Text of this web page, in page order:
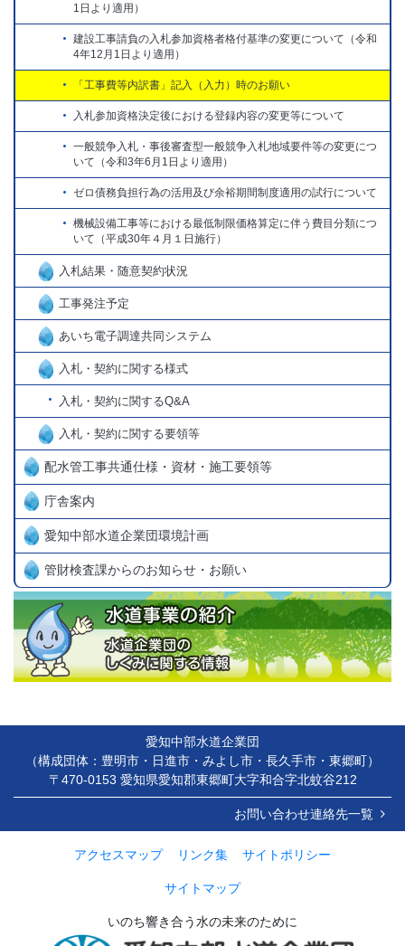
1日より適用）
建設工事請負の入札参加資格者格付基準の変更について（令和
4年12月1日より適用）
「工事費等内訳書」記入（入力）時のお願い
入札参加資格決定後における登録内容の変更等について
一般競争入札・事後審査型一般競争入札地域要件等の変更につ
いて（令和3年6月1日より適用）
ゼロ債務負担行為の活用及び余裕期間制度適用の試行について
機械設備工事等における最低制限価格算定に伴う費目分類につ
いて（平成30年４月１日施行）
入札結果・随意契約状況
工事発注予定
あいち電子調達共同システム
入札・契約に関する様式
入札・契約に関するQ&A
入札・契約に関する要領等
配水管工事共通仕様・資材・施工要領等
庁舎案内
愛知中部水道企業団環境計画
管財検査課からのお知らせ・お願い
愛知中部水道企業団
（構成団体：豊明市・日進市・みよし市・長久手市・東郷町）
〒470-0153 愛知県愛知郡東郷町大字和合字北蚊谷212
お問い合わせ連絡先一覧
アクセスマップ リンク集 サイトポリシー
サイトマップ
いのち響き合う水の未来のために